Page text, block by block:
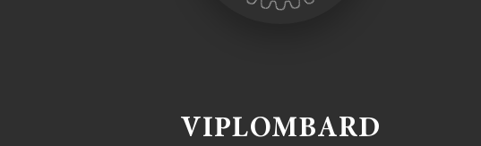
VIPLOMBARD